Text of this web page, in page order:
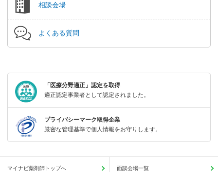
相談会場
よくある質問
「医療分野適正」認定を取得
適正認定事業者として認定されました。
プライバシーマーク取得企業
厳密な管理基準で個人情報をお守りします。
マイナビ薬剤師トップへ 面談会場一覧